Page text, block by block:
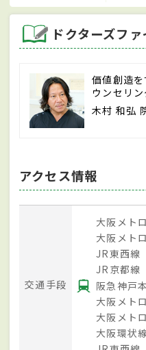
ドクターズフ
価値創造
ウンセリン
木村 和弘
アクセス情報
交通手段
大阪メト
大阪メト
JR東西
JR京都
阪急神戸
大阪メト
大阪メト
大阪環状